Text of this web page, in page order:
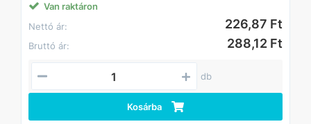
Van raktáron
Nettó ár:
226,87 Ft
Bruttó ár: 288,12 Ft
db
Kosárba